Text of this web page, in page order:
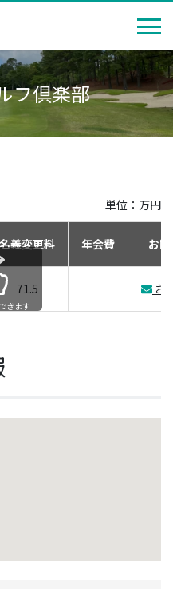
フ倶楽部
単位：万円
名義変更料 年会費 お
71.5 お
きます